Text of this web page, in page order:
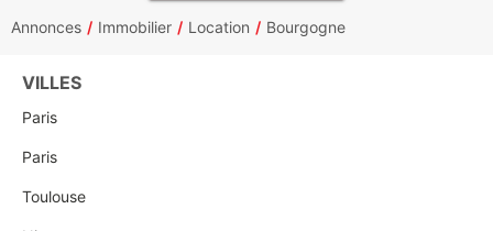
Annonces Immobilier Location Bourgogne
VILLES
Paris
Paris
Toulouse